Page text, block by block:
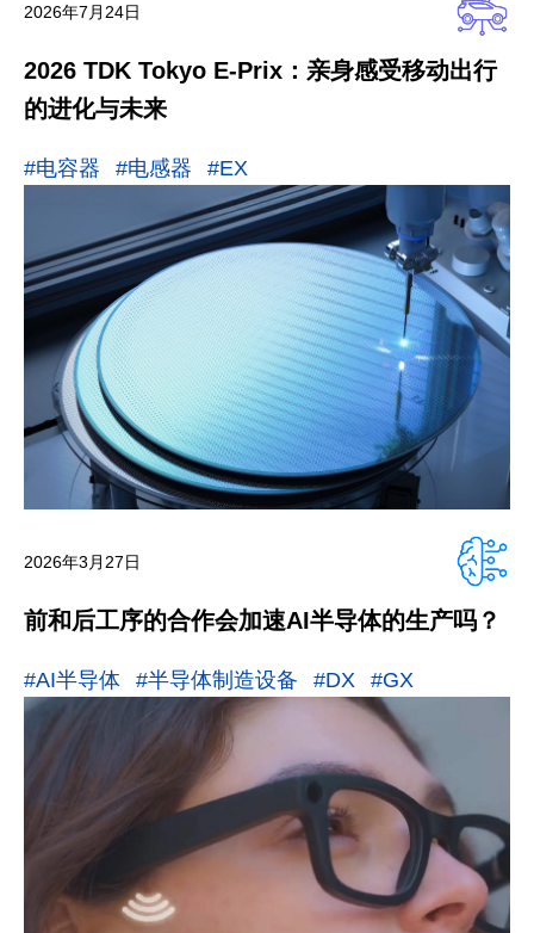
2026年7月24日
2026 TDK Tokyo E-Prix：亲身感受移动出行
的进化与未来
#电容器 #电感器 #EX
2026年3月27日
前和后工序的合作会加速AI半导体的生产吗？
#AI半导体 #半导体制造设备 #DX #GX